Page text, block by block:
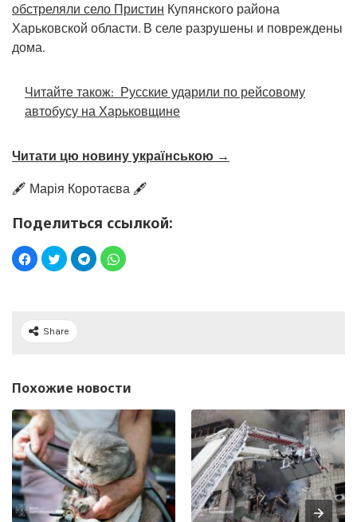
обстреляли село Пристин Купянского района
Харьковской области. В селе разрушены и повреждены
дома.
Читайте також: Русские ударили по рейсовому
автобусу на Харьковщине
Читати цю новину українською →
🖋️ Марія Коротаєва 🖋️
Поделиться ссылкой:
Share
Похожие новости